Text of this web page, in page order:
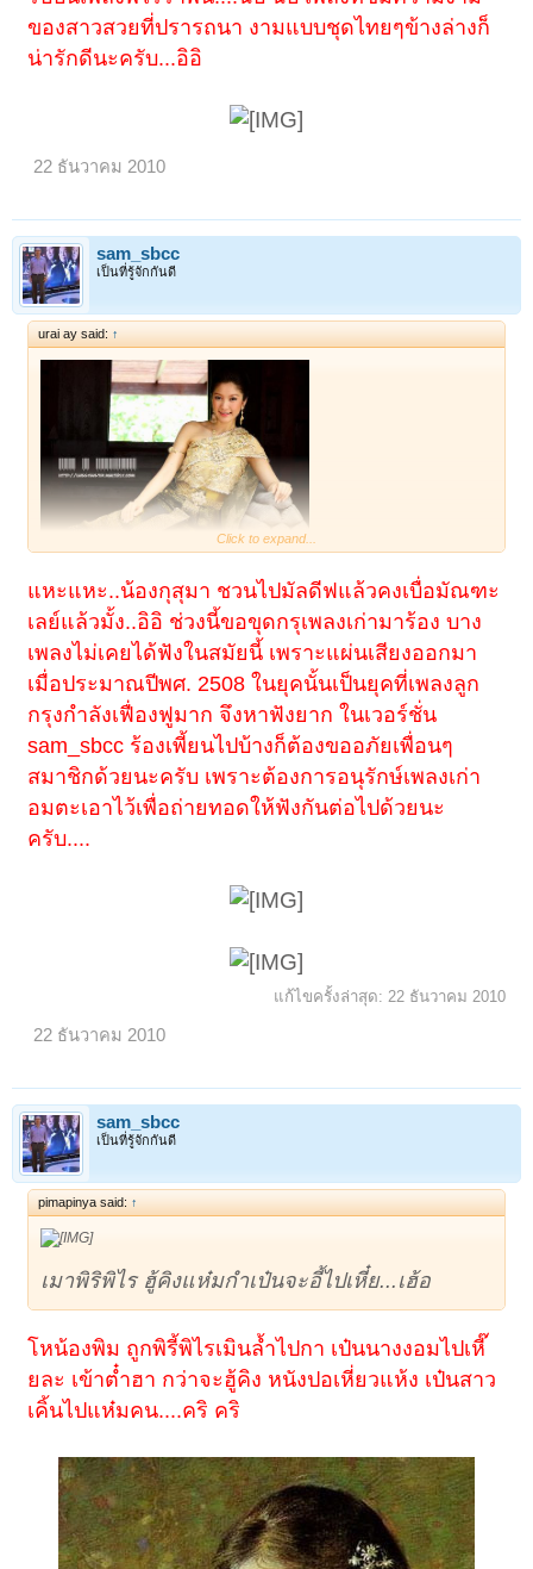
ของสาวสวยที่ปรารถนา งามแบบชุดไทยๆข้างล่างก็
น่ารักดีนะครับ...อิอิ
22 ธันวาคม 2010
sam_sbcc
เป็นที่รู้จักกันดี
urai ay said: ↑
อุ๊ย! พี่แซมมัวมานั่งพิไรรำพันแล้วจะถึง
มัณฑะเลย์เมื่อไรนี่!!
เพลงนี้ไม่เคยได้ยินอีกแล้ว ดีนะพี่แซมร้องให้
ฟังได้รู้จักเพลงเพิ่มอีกเพลง
Click to expand...
แหะแหะ..น้องกุสุมา ชวนไปมัลดีฟแล้วคงเบื่อมัณฑะ
เลย์แล้วมั้ง..อิอิ ช่วงนี้ขอขุดกรุเพลงเก่ามาร้อง บาง
เพลงไม่เคยได้ฟังในสมัยนี้ เพราะแผ่นเสียงออกมา
เมื่อประมาณปีพศ. 2508 ในยุคนั้นเป็นยุคที่เพลงลูก
กรุงกำลังเฟื่องฟูมาก จึงหาฟังยาก ในเวอร์ชั่น
sam_sbcc ร้องเพี้ยนไปบ้างก็ต้องขออภัยเพื่อนๆ
สมาชิกด้วยนะครับ เพราะต้องการอนุรักษ์เพลงเก่า
อมตะเอาไว้เพื่อถ่ายทอดให้ฟังกันต่อไปด้วยนะ
ครับ....
แก้ไขครั้งล่าสุด: 22 ธันวาคม 2010
22 ธันวาคม 2010
sam_sbcc
เป็นที่รู้จักกันดี
pimapinya said: ↑
เมาพิริพิไร ฮู้คิงแห๋มกำเป๋นจะอี้ไปเหี๋ย...เฮ้อ
โหน้องพิม ถูกพิรี้พิไรเมินล้ำไปกา เป๋นนางงอมไปเหี๊
ยละ เข้าต๋ำฮา กว่าจะฮู้คิง หนังปอเหี่ยวแห้ง เป๋นสาว
เคิ้นไปแห๋มคน....คริ คริ